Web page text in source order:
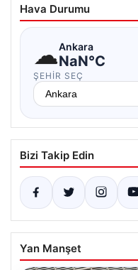
Hava Durumu
☁Ankara
NaN°C
ŞEHIR SEÇ
Bizi Takip Edin
Yan Manşet